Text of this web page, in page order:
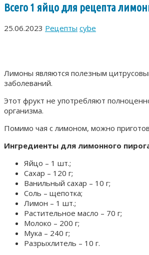
Всего 1 яйцо для рецепта
25.06.2023 Рецепты cybe
Лимоны являются полезным
заболеваний.
Этот фрукт не употребляют
организма.
Помимо чая с лимоном, можно
Ингредиенты для лимонного
Яйцо – 1 шт.;
Сахар – 120 г;
Ванильный сахар – 10 г;
Соль – щепотка;
Лимон – 1 шт.;
Растительное масло – 70 г;
Молоко – 200 г;
Мука – 240 г;
Разрыхлитель – 10 г.